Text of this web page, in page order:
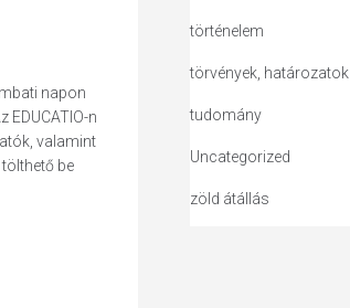
napon
n
valamint
be
történelem
törvények, határozatok
tudomány
Uncategorized
zöld átállás